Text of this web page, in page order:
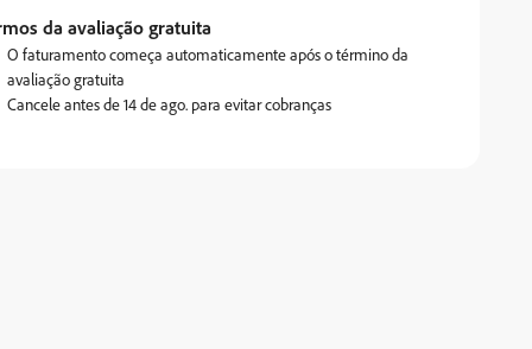
da avaliação gratuita
O faturamento começa automaticamente após o término da
avaliação gratuita
Cancele antes de 14 de ago. para evitar cobranças